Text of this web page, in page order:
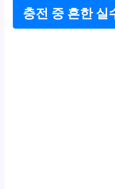
충전 중 흔한 실